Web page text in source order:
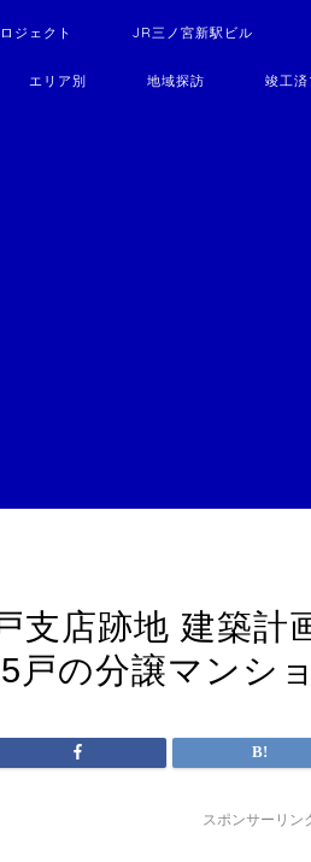
ジェクト JR三ノ宮新駅ビル
エリア別 地域探訪 竣工済
支店跡地 建築計
戸の分譲マンシ
スポンサーリン